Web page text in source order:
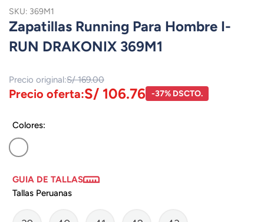
SKU: 369M1
Zapatillas Running Para Hombre I-
RUN DRAKONIX 369M1
Precio original:S/ 169.00
Precio oferta:S/ 106.76 -37% DSCTO.
Colores:
GUIA DE TALLAS
Tallas Peruanas